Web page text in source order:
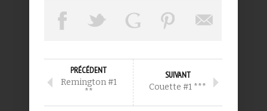
PRÉCÉDENT
Remington #1
**
SUIVANT
Couette #1 ***